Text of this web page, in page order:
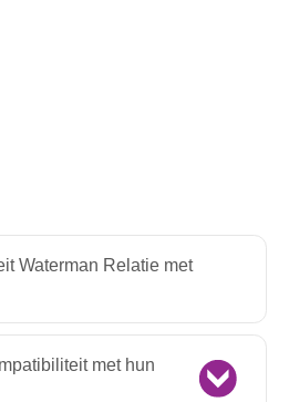
Waterman Relatie met
met hun